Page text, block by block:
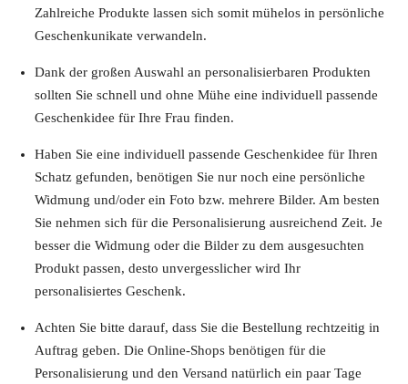
Zahlreiche Produkte lassen sich somit mühelos in persönliche
Geschenkunikate verwandeln.
Dank der großen Auswahl an personalisierbaren Produkten
sollten Sie schnell und ohne Mühe eine individuell passende
Geschenkidee für Ihre Frau finden.
Haben Sie eine individuell passende Geschenkidee für Ihren
Schatz gefunden, benötigen Sie nur noch eine persönliche
Widmung und/oder ein Foto bzw. mehrere Bilder. Am besten
Sie nehmen sich für die Personalisierung ausreichend Zeit. Je
besser die Widmung oder die Bilder zu dem ausgesuchten
Produkt passen, desto unvergesslicher wird Ihr
personalisiertes Geschenk.
Achten Sie bitte darauf, dass Sie die Bestellung rechtzeitig in
Auftrag geben. Die Online-Shops benötigen für die
Personalisierung und den Versand natürlich ein paar Tage